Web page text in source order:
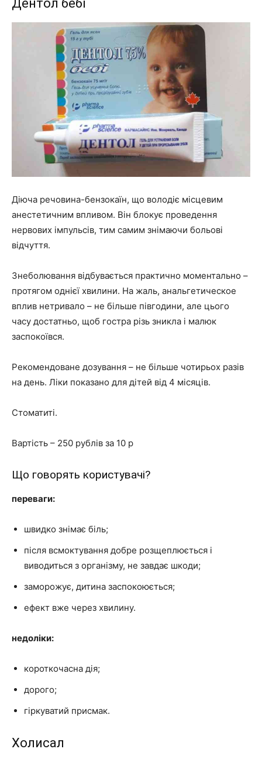
Дентол бебі
Діюча речовина-бензокаїн, що володіє місцевим
анестетичним впливом. Він блокує проведення
нервових імпульсів, тим самим знімаючи больові
відчуття.
Знеболювання відбувається практично моментально –
протягом однієї хвилини. На жаль, анальгетическое
вплив нетривало – не більше півгодини, але цього
часу достатньо, щоб гостра різь зникла і малюк
заспокоївся.
Рекомендоване дозування – не більше чотирьох разів
на день. Ліки показано для дітей від 4 місяців.
Стоматиті.
Вартість – 250 рублів за 10 р
Що говорять користувачі?
переваги:
швидко знімає біль;
після всмоктування добре розщеплюється і
виводиться з організму, не завдає шкоди;
заморожує, дитина заспокоюється;
ефект вже через хвилину.
недоліки:
короткочасна дія;
дорого;
гіркуватий присмак.
Холисал